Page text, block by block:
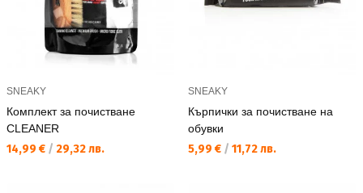
SNEAKY
Комплект за почистване
CLEANER
Текуща цена:
14,99 € / 29,32 лв.
SNEAKY
Кърпички за почистване на
обувки
Текуща цена:
5,99 € / 11,72 лв.